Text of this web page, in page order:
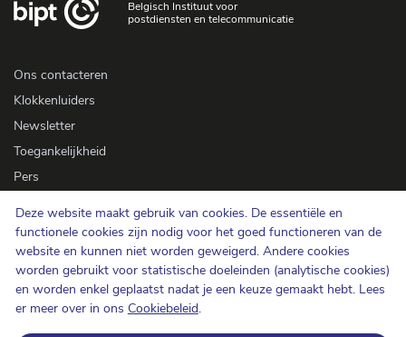
Deze website maakt gebruik van cookies. De essentiële en
functionele cookies zijn nodig voor het goed functioneren van de
website en kunnen niet worden geweigerd. Andere cookies
worden gebruikt voor statistische doeleinden (analytische cookies)
en worden enkel geplaatst nadat je een keuze gemaakt hebt. Lees
er meer over in ons Cookiebeleid.
Belgisch Instituut voor
postdiensten en telecommunicatie
Ons contacteren
Klokkenluiders
Newsletter
Toegankelijkheid
Pers
Cookiebeleid
Bescherming van de persoonlijke levenssfeer
Gebruiksvoorwaarden en auteursrechten
Informatiecategorisering
Open data